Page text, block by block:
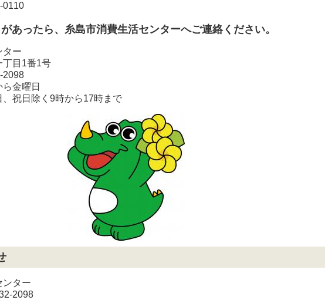
0110
あったら、糸島市消費生活センターへご連絡ください。
ター
丁目1番1号
2098
金曜日
祝日除く9時から17時まで
ンター
2098